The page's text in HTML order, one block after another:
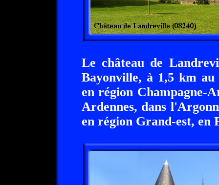
Le château de
Bayonville, à 1,5 km
en région Champagne-
Ardennes, dans
en région Grand-est, en